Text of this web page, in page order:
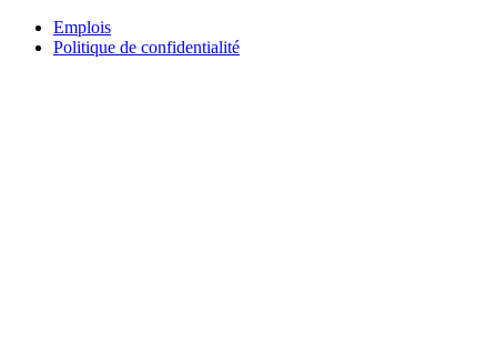
Emplois
Politique de confidentialité